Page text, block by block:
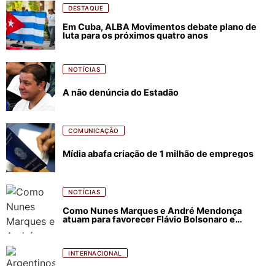
DESTAQUE
Em Cuba, ALBA Movimentos debate plano de
luta para os próximos quatro anos
NOTÍCIAS
A não denúncia do Estadão
COMUNICAÇÃO
Mídia abafa criação de 1 milhão de empregos
NOTÍCIAS
Como Nunes Marques e André Mendonça
atuam para favorecer Flávio Bolsonaro e
INTERNACIONAL